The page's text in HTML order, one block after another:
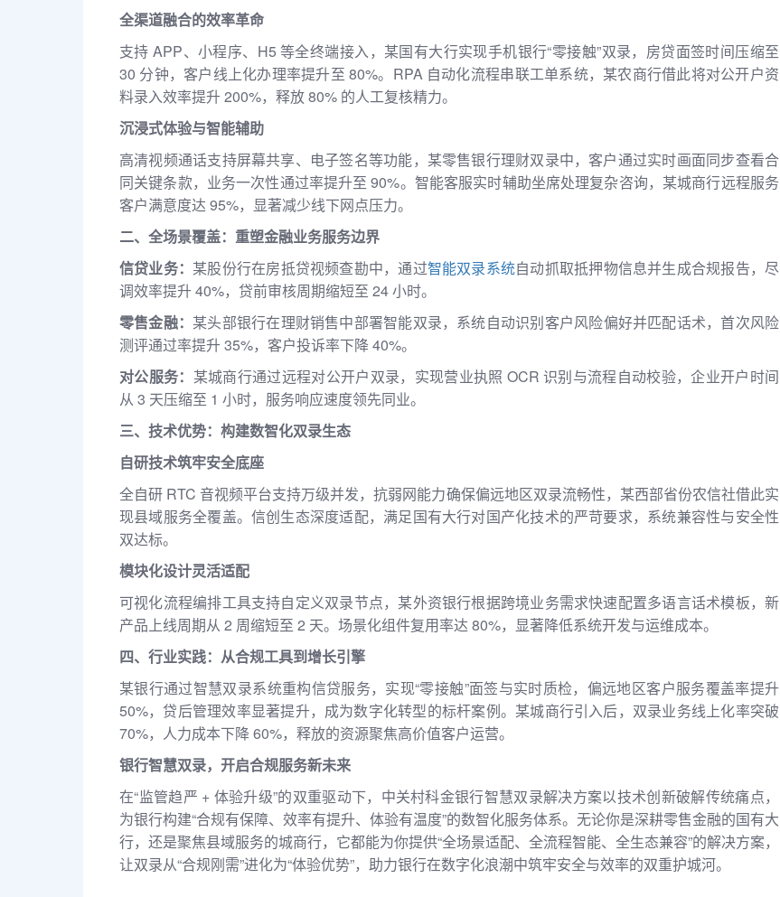
全渠道融合的效率革命
支持 APP、小程序、H5 等全终端接入，某国有大行实现手机银行“零接触”双录，房贷面签时间压缩至
30 分钟，客户线上化办理率提升至 80%。RPA 自动化流程串联工单系统，某农商行借此将对公开户资
料录入效率提升 200%，释放 80% 的人工复核精力。
沉浸式体验与智能辅助
高清视频通话支持屏幕共享、电子签名等功能，某零售银行理财双录中，客户通过实时画面同步查看合
同关键条款，业务一次性通过率提升至 90%。智能客服实时辅助坐席处理复杂咨询，某城商行远程服务
客户满意度达 95%，显著减少线下网点压力。
二、全场景覆盖：重塑金融业务服务边界
信贷业务： 某股份行在房抵贷视频查勘中，通过智能双录系统自动抓取抵押物信息并生成合规报告，尽
调效率提升 40%，贷前审核周期缩短至 24 小时。
零售金融： 某头部银行在理财销售中部署智能双录，系统自动识别客户风险偏好并匹配话术，首次风险
测评通过率提升 35%，客户投诉率下降 40%。
对公服务： 某城商行通过远程对公开户双录，实现营业执照 OCR 识别与流程自动校验，企业开户时间
从 3 天压缩至 1 小时，服务响应速度领先同业。
三、技术优势：构建数智化双录生态
自研技术筑牢安全底座
全自研 RTC 音视频平台支持万级并发，抗弱网能力确保偏远地区双录流畅性，某西部省份农信社借此实
现县域服务全覆盖。信创生态深度适配，满足国有大行对国产化技术的严苛要求，系统兼容性与安全性
双达标。
模块化设计灵活适配
可视化流程编排工具支持自定义双录节点，某外资银行根据跨境业务需求快速配置多语言话术模板，新
产品上线周期从 2 周缩短至 2 天。场景化组件复用率达 80%，显著降低系统开发与运维成本。
四、行业实践：从合规工具到增长引擎
某银行通过智慧双录系统重构信贷服务，实现“零接触”面签与实时质检，偏远地区客户服务覆盖率提升
50%，贷后管理效率显著提升，成为数字化转型的标杆案例。某城商行引入后，双录业务线上化率突破
70%，人力成本下降 60%，释放的资源聚焦高价值客户运营。
银行智慧双录，开启合规服务新未来
在“监管趋严 + 体验升级”的双重驱动下，中关村科金银行智慧双录解决方案以技术创新破解传统痛点，
为银行构建“合规有保障、效率有提升、体验有温度”的数智化服务体系。无论你是深耕零售金融的国有大
行，还是聚焦县域服务的城商行，它都能为你提供“全场景适配、全流程智能、全生态兼容”的解决方案，
让双录从“合规刚需”进化为“体验优势”，助力银行在数字化浪潮中筑牢安全与效率的双重护城河。